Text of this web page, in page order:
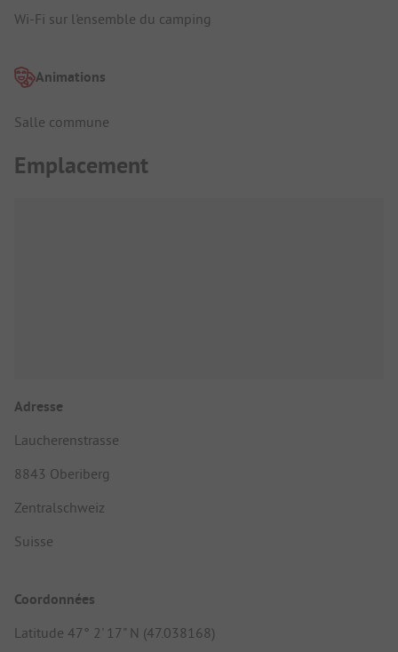
Wi-Fi sur l'ensemble du camping
Animations
Salle commune
Emplacement
Adresse
Laucherenstrasse
8843 Oberiberg
Zentralschweiz
Suisse
Coordonnées
Latitude 47° 2' 17" N (47.038168)